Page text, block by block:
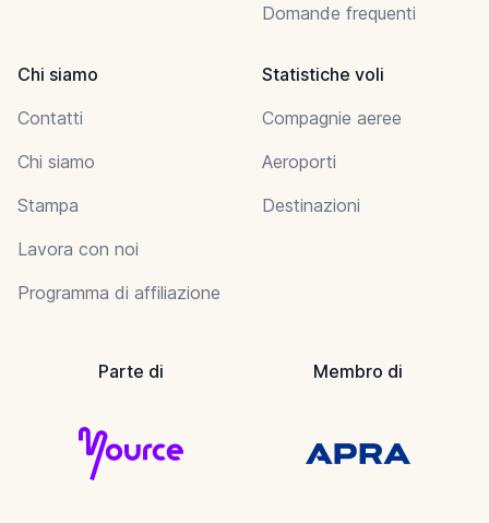
Domande frequenti
Chi siamo
Contatti
Chi siamo
Stampa
Lavora con noi
Programma di affiliazione
Statistiche voli
Compagnie aeree
Aeroporti
Destinazioni
Parte di Membro di